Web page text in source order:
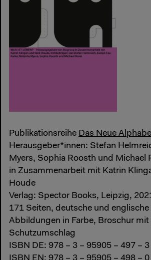
Publikationsreihe Das Neue
Herausgeber*innen: Stefan
Myers, Sophia Roosth und Michael
in Zusammenarbeit mit Katrin
Houde
Verlag: Spector Books, Leipzig,
171 Seiten, deutsche und
Abbildungen in Farbe, Broschur
Schutzumschlag
ISBN DE: 978 – 3 – 95905 – 497 – 3